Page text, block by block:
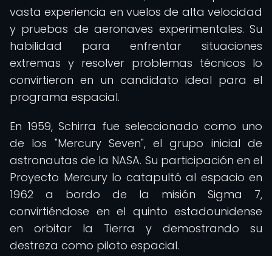
vasta experiencia en vuelos de alta velocidad
y pruebas de aeronaves experimentales. Su
habilidad para enfrentar situaciones
extremas y resolver problemas técnicos lo
convirtieron en un candidato ideal para el
programa espacial.
En 1959, Schirra fue seleccionado como uno
de los "Mercury Seven", el grupo inicial de
astronautas de la NASA. Su participación en el
Proyecto Mercury lo catapultó al espacio en
1962 a bordo de la misión Sigma 7,
convirtiéndose en el quinto estadounidense
en orbitar la Tierra y demostrando su
destreza como piloto espacial.